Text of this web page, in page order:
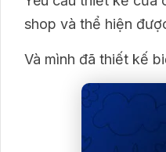
shop và thể hiện
Và mình đã thiết kế